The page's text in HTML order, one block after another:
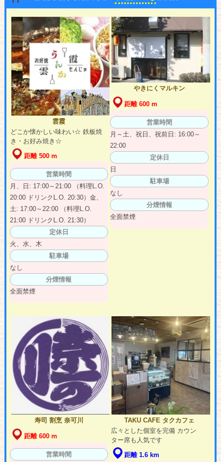
雲霞
どこか懐かしい味わい☆ 鉄板焼
き・お好み焼き☆
距離 500 m
営業時間
月、日: 17:00～21:00 （料理L.O.
20:00 ドリンクL.O. 20:30）金、
土: 17:00～22:00 （料理L.O.
21:00 ドリンクL.O. 21:30）
定休日
火、水、木
駐車場
なし
分煙情報
全面禁煙
やきにくマルキン
距離 600 m
営業時間
月～土、祝日、祝前日: 16:00～
22:00
定休日
日
駐車場
なし
分煙情報
全面禁煙
寿司 割烹 奈可川
距離 600 m
営業時間
TAKU CAFE タクカフェ
広々とした個室を完備 カウン
ター席も人気です
距離 1.6 km